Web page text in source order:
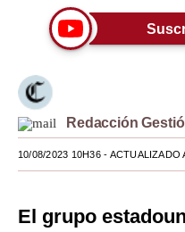
Tendencias
Viajes
Moda
Estilos
Mundo
Redacción
10/08/2023 10H36- ACTUALIZADO
El grupo